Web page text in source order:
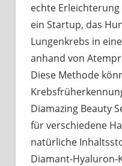
echte
ein Startup, das
Lungenkrebs in
anhand von
Diese Methode
Diamazing Beauty
für verschiedene
natürliche
Diamant-Hyaluron-